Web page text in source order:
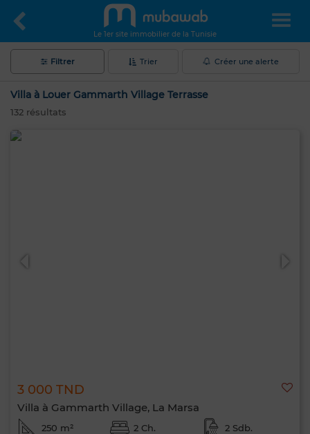
Le 1er site immobilier de la Tunisie
Filtrer Trier Créer une alerte
Villa à Louer Gammarth Village Terrasse
132 résultats
3 000 TND
Villa à Gammarth Village, La Marsa
250 m² 2 Ch. 2 Sdb.